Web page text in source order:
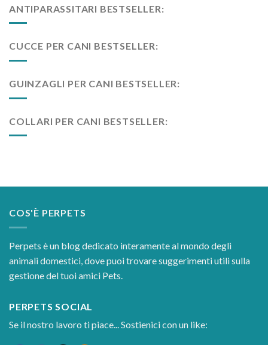
ANTIPARASSITARI BESTSELLER:
CUCCE PER CANI BESTSELLER:
GUINZAGLI PER CANI BESTSELLER:
COLLARI PER CANI BESTSELLER:
COS'È PERPETS
Perpets è un blog dedicato interamente al mondo degli
animali domestici, dove puoi trovare suggerimenti utili sulla
gestione del tuoi amici Pets.
PERPETS SOCIAL
Se il nostro lavoro ti piace... Sostienici con un like: